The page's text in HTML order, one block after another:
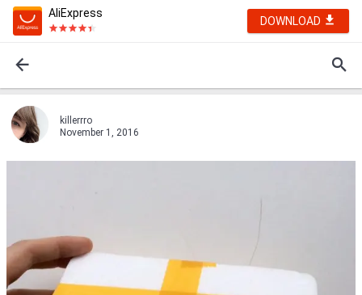
AliExpress
DOWNLOAD
killerrro
November 1, 2016